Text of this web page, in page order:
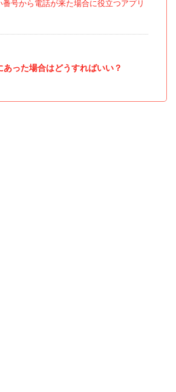
番号から電話が来た場合に役立つアプリ
あった場合はどうすればいい？